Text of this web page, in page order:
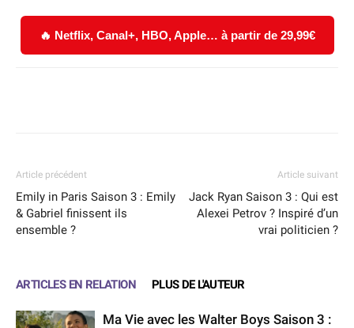
🔥 Netflix, Canal+, HBO, Apple… à partir de 29,99€
Article précédent
Emily in Paris Saison 3 : Emily
& Gabriel finissent ils
ensemble ?
Article suivant
Jack Ryan Saison 3 : Qui est
Alexei Petrov ? Inspiré d’un
vrai politicien ?
ARTICLES EN RELATION PLUS DE L'AUTEUR
Ma Vie avec les Walter Boys Saison 3 :